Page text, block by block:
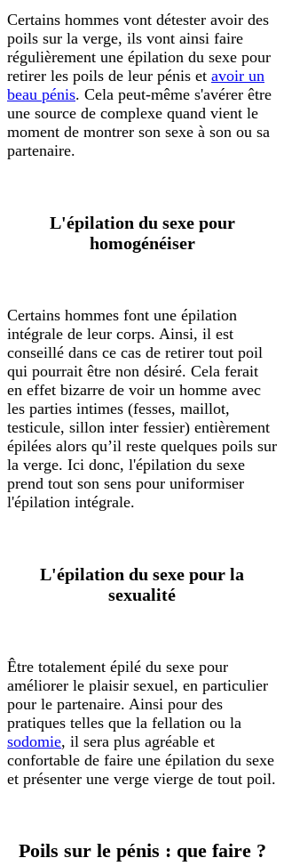
Certains hommes vont détester avoir des
poils sur la verge, ils vont ainsi faire
régulièrement une épilation du sexe pour
retirer les poils de leur pénis et avoir un
beau pénis. Cela peut-même s'avérer être
une source de complexe quand vient le
moment de montrer son sexe à son ou sa
partenaire.
L'épilation du sexe pour
homogénéiser
Certains hommes font une épilation
intégrale de leur corps. Ainsi, il est
conseillé dans ce cas de retirer tout poil
qui pourrait être non désiré. Cela ferait
en effet bizarre de voir un homme avec
les parties intimes (fesses, maillot,
testicule, sillon inter fessier) entièrement
épilées alors qu’il reste quelques poils sur
la verge. Ici donc, l'épilation du sexe
prend tout son sens pour uniformiser
l'épilation intégrale.
L'épilation du sexe pour la
sexualité
Être totalement épilé du sexe pour
améliorer le plaisir sexuel, en particulier
pour le partenaire. Ainsi pour des
pratiques telles que la fellation ou la
sodomie, il sera plus agréable et
confortable de faire une épilation du sexe
et présenter une verge vierge de tout poil.
Poils sur le pénis : que faire ?